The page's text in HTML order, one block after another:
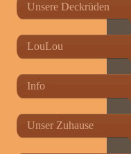
Unsere Deckrüden
LouLou
Info
Unser Zuhause